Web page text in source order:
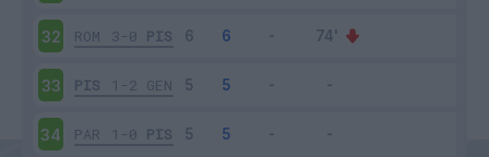
32 ROM 3-0 PIS
33 PIS 1-2 GEN
34 PAR 1-0 PIS